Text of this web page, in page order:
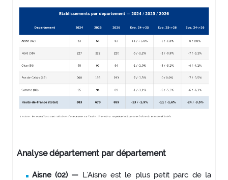
Analyse département par département
Aisne (02) — L’Aisne est le plus petit parc de la